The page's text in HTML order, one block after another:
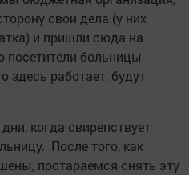
свои дела (у них
и пришли сюда на
больницы
здесь работает, будут
когда свирепствует
После того, как
постараемся снять эту